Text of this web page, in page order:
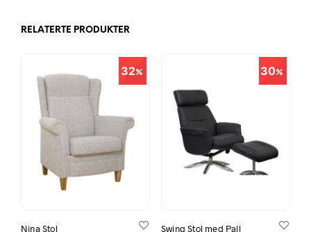
RELATERTE PRODUKTER
32
Nina Stol
30
Swing Stol med Pall